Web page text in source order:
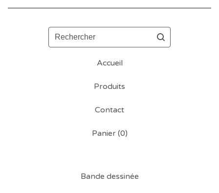
Rechercher
Accueil
Produits
Contact
Panier (0)
Bande dessinée